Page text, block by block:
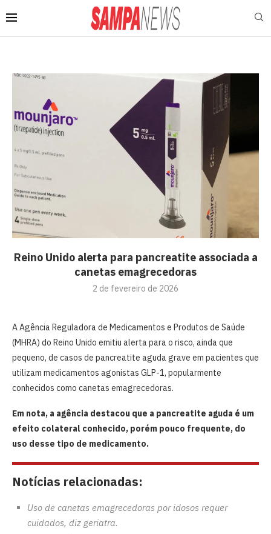
Reino Unido alerta para pancreatite associada a
canetas emagrecedoras
2 de fevereiro de 2026
A Agência Reguladora de Medicamentos e Produtos de Saúde
(MHRA) do Reino Unido emitiu alerta para o risco, ainda que
pequeno, de casos de pancreatite aguda grave em pacientes que
utilizam medicamentos agonistas GLP-1, popularmente
conhecidos como canetas emagrecedoras.
Em nota, a agência destacou que a pancreatite aguda é um
efeito colateral conhecido, porém pouco frequente, do
uso desse tipo de medicamento.
Notícias relacionadas:
Uso de canetas emagrecedoras por idosos requer
cuidados, diz geriatra.